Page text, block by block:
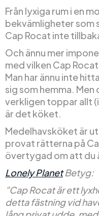
Från lyxiga rum i en
bekvämligheter som
Cap Rocat inte
Och ännu mer
med vilken Cap
Man har ännu inte
sig som hemma. Men
verkligen toppar allt
är det köket.
Medelhavsköket är
provat rätterna på
övertygad om att du
Lonely PlanetBetyg:
”Cap Rocat är ett
detta fästning vid